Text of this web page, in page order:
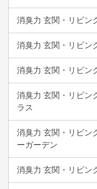
消臭力 玄関・リビン
消臭力 玄関・リビン
消臭力 玄関・リビン
消臭力 玄関・リビン
ラス
消臭力 玄関・リビン
ーガーデン
消臭力 玄関・リビン